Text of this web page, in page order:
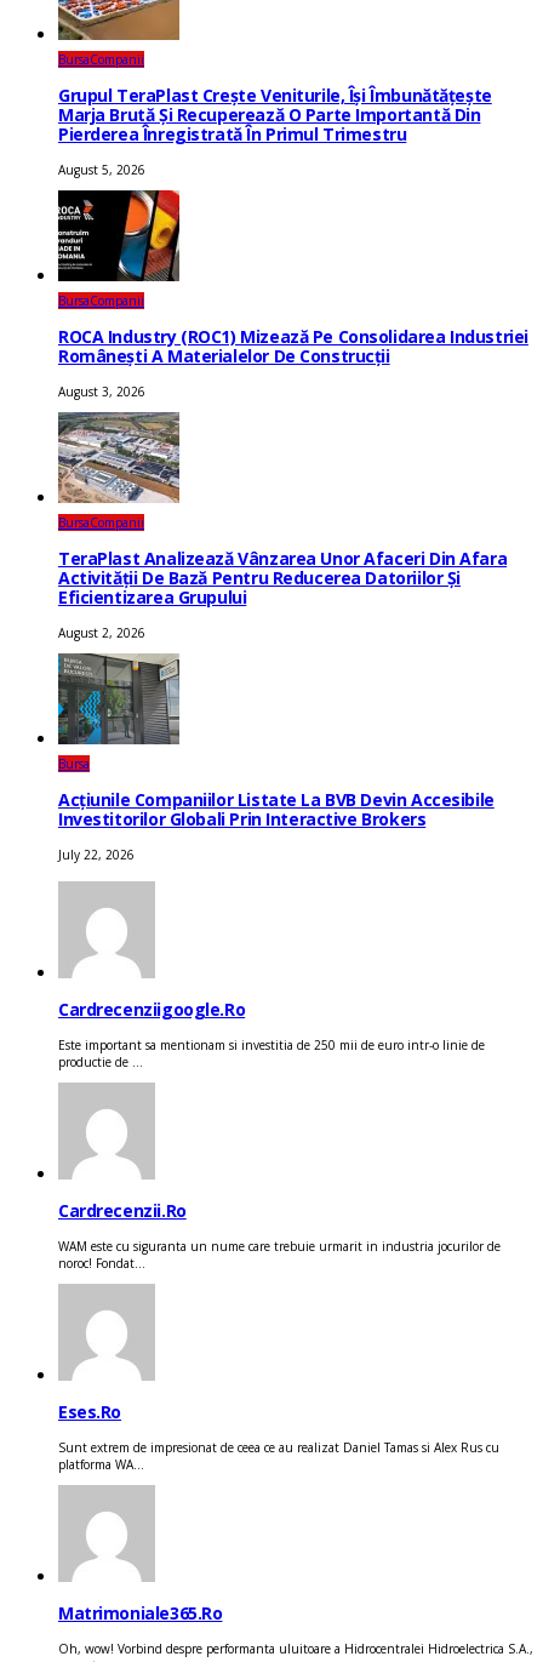
BursaCompanii
Grupul TeraPlast Crește Veniturile, Își Îmbunătățește
Marja Brută Și Recuperează O Parte Importantă Din
Pierderea Înregistrată În Primul Trimestru
August 5, 2026
BursaCompanii
ROCA Industry (ROC1) Mizează Pe Consolidarea Industriei
Românești A Materialelor De Construcții
August 3, 2026
BursaCompanii
TeraPlast Analizează Vânzarea Unor Afaceri Din Afara
Activității De Bază Pentru Reducerea Datoriilor Și
Eficientizarea Grupului
August 2, 2026
Bursa
Acțiunile Companiilor Listate La BVB Devin Accesibile
Investitorilor Globali Prin Interactive Brokers
July 22, 2026
Cardrecenziigoogle.ro
Este important sa mentionam si investitia de 250 mii de euro intr-o linie de
productie de ...
Cardrecenzii.ro
WAM este cu siguranta un nume care trebuie urmarit in industria jocurilor de
noroc! Fondat...
Eses.ro
Sunt extrem de impresionat de ceea ce au realizat Daniel Tamas si Alex Rus cu
platforma WA...
Matrimoniale365.ro
Oh, wow! Vorbind despre performanta uluitoare a Hidrocentralei Hidroelectrica S.A.,